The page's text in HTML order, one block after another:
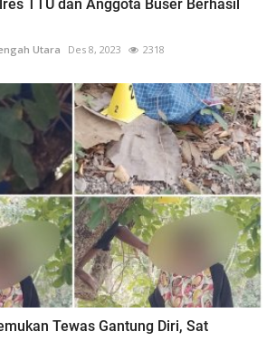
TTU dan Anggota Buser Berhasil
Utara Des 8, 2023 2318
Tewas Gantung Diri, Sat